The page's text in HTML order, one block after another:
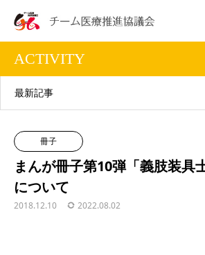
ACTIVITY
最新記事
冊子
まんが冊子第10弾「義肢装具
について
2018.12.10 2022.08.02